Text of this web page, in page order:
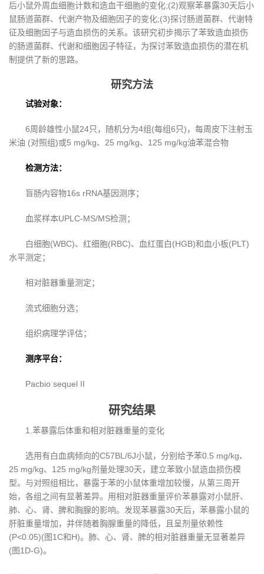
后小鼠外周血细胞计数和造血干细胞的变化;(2)观察苯暴露30天后小
鼠肠道菌群、代谢产物及细胞因子的变化;(3)探讨肠道菌群、代谢特
征及细胞因子与造血损伤的关系。该研究初步揭示了苯致造血损伤
的肠道菌群、代谢和细胞因子特征，为探讨苯致造血损伤的潜在机
制提供了新的思路。
研究方法
试验对象：
6周龄雄性小鼠24只，随机分为4组(每组6只)，每周皮下注射玉
米油 (对照组)或5 mg/kg、25 mg/kg、125 mg/kg油苯混合物
检测方法：
盲肠内容物16s rRNA基因测序；
血浆样本UPLC-MS/MS检测；
白细胞(WBC)、红细胞(RBC)、血红蛋白(HGB)和血小板(PLT)
水平测定；
相对脏器重量测定；
流式细胞分选；
组织病理学评估；
测序平台：
Pacbio sequel II
研究结果
1.苯暴露后体重和相对脏器重量的变化
选用有白血病倾向的C57BL/6J小鼠，分别给予苯0.5 mg/kg、
25 mg/kg、125 mg/kg剂量处理30天，建立苯致小鼠造血损伤模
型。与对照组相比，暴露于苯的小鼠体重增加较慢，从第三周开
始，各组之间有显著差异。用相对脏器重量评价苯暴露对小鼠肝、
肺、心、肾、脾和胸腺的影响。发现苯暴露30天后，苯暴露小鼠的
肝脏重量增加，并伴随着胸腺重量的降低，且呈剂量依赖性
(P<0.05)(图1C和H)。肺、心、肾、脾的相对脏器重量无显著差异
(图1D-G)。